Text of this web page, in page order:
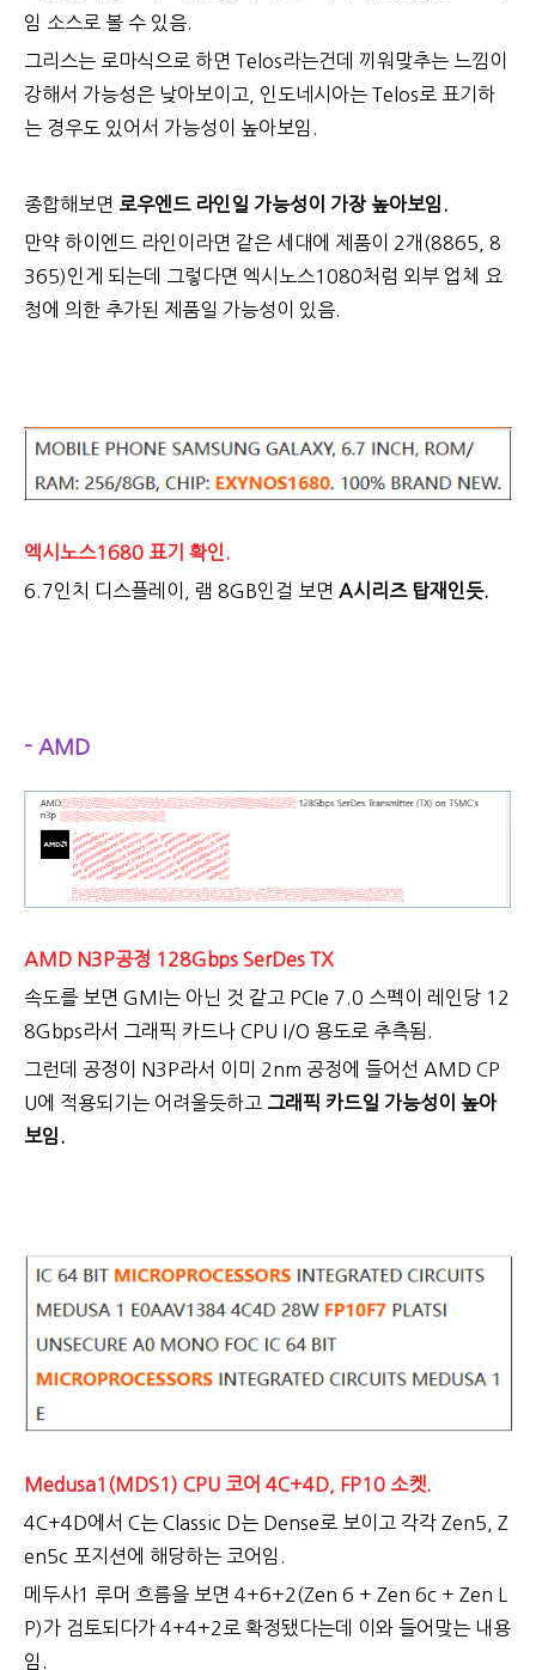
임 소스로 볼 수 있음.
그리스는 로마식으로 하면 Telos라는건데 끼워맞추는 느낌이
강해서 가능성은 낮아보이고, 인도네시아는 Telos로 표기하
는 경우도 있어서 가능성이 높아보임.
종합해보면 로우엔드 라인일 가능성이 가장 높아보임.
만약 하이엔드 라인이라면 같은 세대에 제품이 2개(8865, 8
365)인게 되는데 그렇다면 엑시노스1080처럼 외부 업체 요
청에 의한 추가된 제품일 가능성이 있음.
엑시노스1680 표기 확인.
6.7인치 디스플레이, 램 8GB인걸 보면 A시리즈 탑재인듯.
- AMD
AMD N3P공정 128Gbps SerDes TX
속도를 보면 GMI는 아닌 것 같고 PCIe 7.0 스펙이 레인당 12
8Gbps라서 그래픽 카드나 CPU I/O 용도로 추측됨.
그런데 공정이 N3P라서 이미 2nm 공정에 들어선 AMD CP
U에 적용되기는 어려울듯하고 그래픽 카드일 가능성이 높아
보임.
Medusa1(MDS1) CPU 코어 4C+4D, FP10 소켓.
4C+4D에서 C는 Classic D는 Dense로 보이고 각각 Zen5, Z
en5c 포지션에 해당하는 코어임.
메두사1 루머 흐름을 보면 4+6+2(Zen 6 + Zen 6c + Zen L
P)가 검토되다가 4+4+2로 확정됐다는데 이와 들어맞는 내용
임.